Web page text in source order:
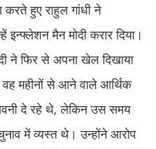
करते हुए राहुल गांधी ने
मैन मोदी करार दिया।
ने फिर से अपना खेल दिखाया
वह महीनों से आने वाले आर्थिक
दे रहे थे, लेकिन उस समय
में व्यस्त थे। उन्होंने आरोप